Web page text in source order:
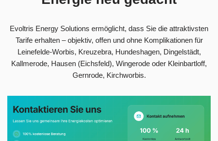
Evoltris Energy Solutions ermöglicht, dass Sie die attraktivsten
Tarife erhalten – objektiv, offen und ohne Komplikationen für
Leinefelde-Worbis, Kreuzebra, Hundeshagen, Dingelstädt,
Kallmerode, Hausen (Eichsfeld), Wingerode oder Kleinbartloff,
Gernrode, Kirchworbis.